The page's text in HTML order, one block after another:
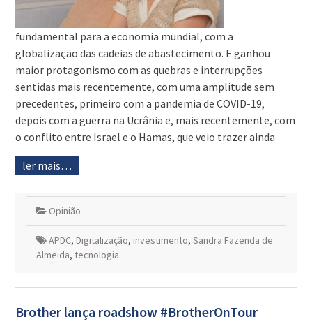
fundamental para a economia mundial, com a
globalização das cadeias de abastecimento. E ganhou
maior protagonismo com as quebras e interrupções
sentidas mais recentemente, com uma amplitude sem
precedentes, primeiro com a pandemia de COVID-19,
depois com a guerra na Ucrânia e, mais recentemente, com
o conflito entre Israel e o Hamas, que veio trazer ainda
ler mais…
Opinião
APDC, Digitalização, investimento, Sandra Fazenda de
Almeida, tecnologia
Brother lança roadshow #BrotherOnTour